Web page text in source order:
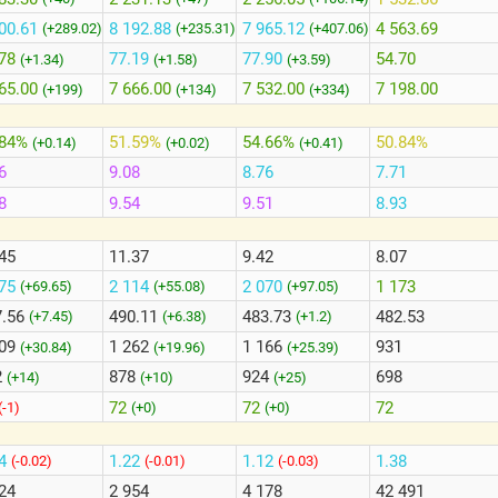
(+289.02)
(+1.34)
(+199)
(+0.14)
(+69.65)
(+7.45)
(+30.84)
(+14)
1)
(-0.02)
8 192.88 (+235.31)
77.19 (+1.58)
7 666.00 (+134)
51.59% (+0.02)
9.08
9.54
11.37
2 114 (+55.08)
490.11 (+6.38)
1 262 (+19.96)
878 (+10)
72 (+0)
1.22 (-0.01)
2 954
7 965.12 (+407.06)
77.90 (+3.59)
7 532.00 (+334)
54.66% (+0.41)
8.76
9.51
9.42
2 070 (+97.05)
483.73 (+1.2)
1 166 (+25.39)
924 (+25)
72 (+0)
1.12 (-0.03)
4 178
4 563.69
54.70
7 198.00
50.84%
7.71
8.93
8.07
1 173
482.53
931
698
72
1.38
42 491